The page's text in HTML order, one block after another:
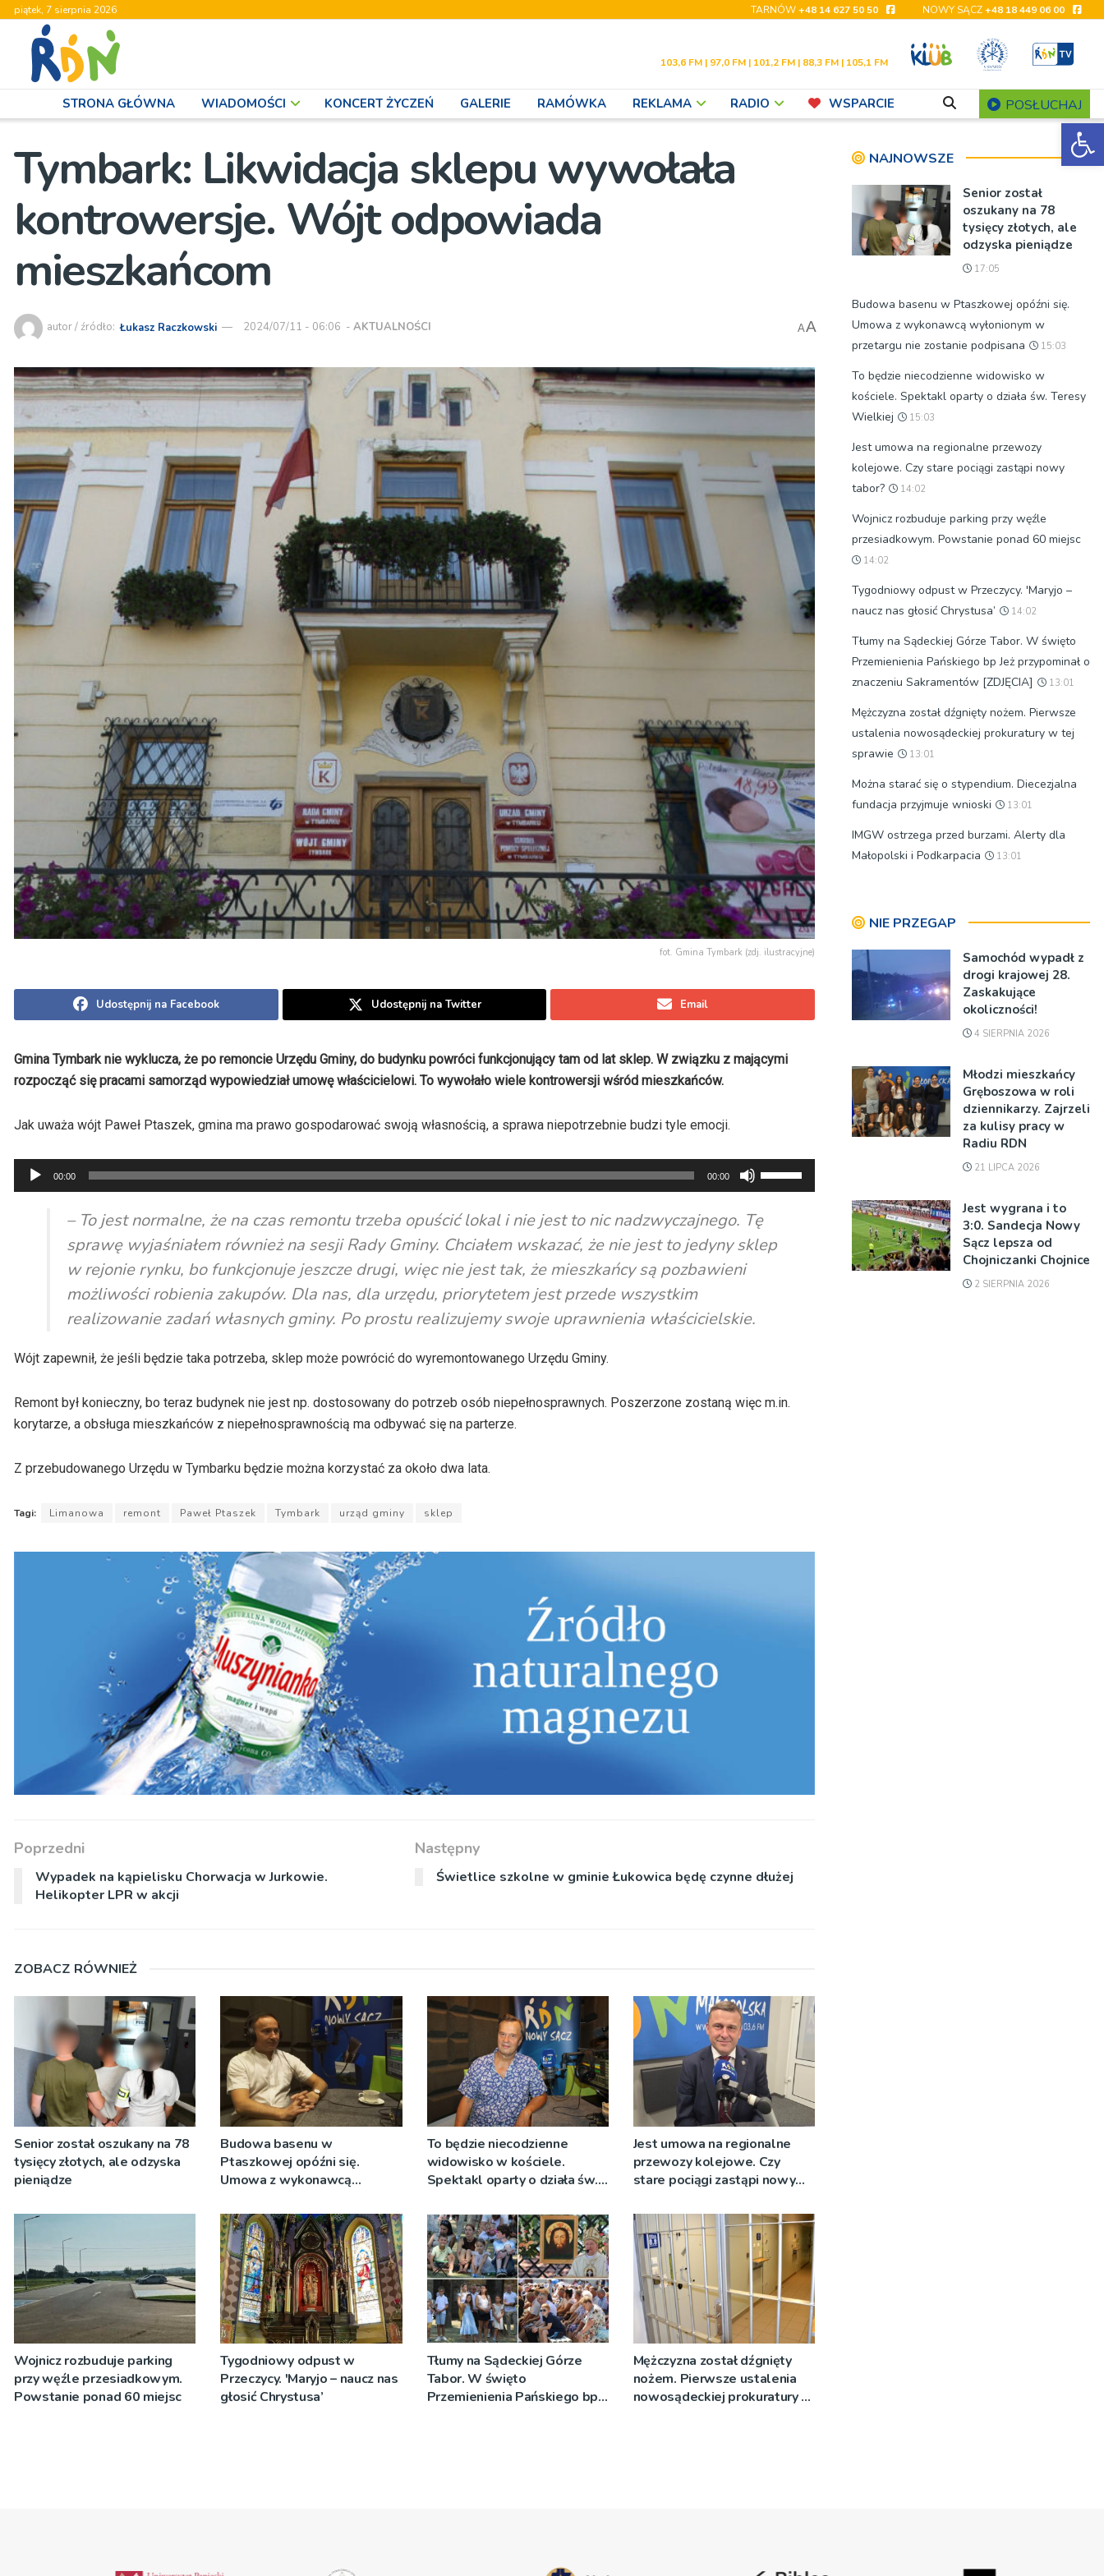
piątek, 7 sierpnia 2026 TARNÓW+48 14 627 50 50 NOWY SĄCZ+48 18 449 06 00
103,6 FM | 97,0 FM | 101,2 FM | 88,3 FM | 105,1 FM
STRONA GŁÓWNA WIADOMOŚCI KONCERT ŻYCZEŃ GALERIE RAMÓWKA REKLAMA RADIO WSPARCIE POSŁUCHAJ
Tymbark: Likwidacja sklepu wywołała
kontrowersje. Wójt odpowiada
mieszkańcom
autor / źródło: Łukasz Raczkowski 2024/07/11 - 06:06 - AKTUALNOŚCI AA
fot. Gmina Tymbark (zdj. ilustracyjne)
Udostępnij na Facebook Udostępnij na Twitter Email
Gmina Tymbark nie wyklucza, że po remoncie Urzędu Gminy, do budynku powróci funkcjonujący tam od lat sklep. W związku z mającymi
rozpocząć się pracami samorząd wypowiedział umowę właścicielowi. To wywołało wiele kontrowersji wśród mieszkańców.
Jak uważa wójt Paweł Ptaszek, gmina ma prawo gospodarować swoją własnością, a sprawa niepotrzebnie budzi tyle emocji.
Odtwarzacz
plików
dźwiękowych
00:00 00:00
strzałek
góry
oraz
głośność.
– To jest normalne, że na czas remontu trzeba opuścić lokal i nie jest to nic nadzwyczajnego. Tę
sprawę wyjaśniałem również na sesji Rady Gminy. Chciałem wskazać, że nie jest to jedyny sklep
w rejonie rynku, bo funkcjonuje jeszcze drugi, więc nie jest tak, że mieszkańcy są pozbawieni
możliwości robienia zakupów. Dla nas, dla urzędu, priorytetem jest przede wszystkim
realizowanie zadań własnych gminy. Po prostu realizujemy swoje uprawnienia właścicielskie.
Wójt zapewnił, że jeśli będzie taka potrzeba, sklep może powrócić do wyremontowanego Urzędu Gminy.
Remont był konieczny, bo teraz budynek nie jest np. dostosowany do potrzeb osób niepełnosprawnych. Poszerzone zostaną więc m.in.
korytarze, a obsługa mieszkańców z niepełnosprawnością ma odbywać się na parterze.
Z przebudowanego Urzędu w Tymbarku będzie można korzystać za około dwa lata.
Tagi: Limanowa remont Paweł Ptaszek Tymbark urząd gminy sklep
Poprzedni
Wypadek na kąpielisku Chorwacja w Jurkowie.
Helikopter LPR w akcji
Następny
Świetlice szkolne w gminie Łukowica będę czynne dłużej
ZOBACZ RÓWNIEŻ
Senior został oszukany na 78
tysięcy złotych, ale odzyska
pieniądze
Budowa basenu w
Ptaszkowej opóźni się.
Umowa z wykonawcą
zostanie podpisana
To będzie niecodzienne
widowisko w kościele.
Spektakl oparty o działa św.
Jest umowa na regionalne
przewozy kolejowe. Czy
stare pociągi zastąpi nowy
Wojnicz rozbuduje parking
przy węźle przesiadkowym.
Powstanie ponad 60 miejsc
Tygodniowy odpust w
Przeczycy. 'Maryjo – naucz nas
głosić Chrystusa’
Tłumy na Sądeckiej Górze
Tabor. W święto
Przemienienia Pańskiego bp
Mężczyzna został dźgnięty
nożem. Pierwsze ustalenia
nowosądeckiej prokuratury w
NAJNOWSZE
Senior został
oszukany na 78
tysięcy złotych, ale
odzyska pieniądze
17:05
Budowa basenu w Ptaszkowej opóźni się.
Umowa z wykonawcą wyłonionym w
przetargu nie zostanie podpisana
15:03
To będzie niecodzienne widowisko w
kościele. Spektakl oparty o działa św. Teresy
Wielkiej
15:03
Jest umowa na regionalne przewozy
kolejowe. Czy stare pociągi zastąpi nowy
tabor?
14:02
Wojnicz rozbuduje parking przy węźle
przesiadkowym. Powstanie ponad 60 miejsc
14:02
Tygodniowy odpust w Przeczycy. 'Maryjo –
naucz nas głosić Chrystusa’
14:02
Tłumy na Sądeckiej Górze Tabor. W święto
Przemienienia Pańskiego bp Jeż przypominał o
znaczeniu Sakramentów [ZDJĘCIA]
13:01
Mężczyzna został dźgnięty nożem. Pierwsze
ustalenia nowosądeckiej prokuratury w tej
sprawie
13:01
Można starać się o stypendium. Diecezjalna
fundacja przyjmuje wnioski
13:01
IMGW ostrzega przed burzami. Alerty dla
Małopolski i Podkarpacia
13:01
NIE PRZEGAP
Samochód wypadł z
drogi krajowej 28.
Zaskakujące
okoliczności!
4 SIERPNIA 2026
Młodzi mieszkańcy
Gręboszowa w roli
dziennikarzy. Zajrzeli
za kulisy pracy w
Radiu RDN
21 LIPCA 2026
Jest wygrana i to
3:0. Sandecja Nowy
Sącz lepsza od
Chojniczanki Chojnice
2 SIERPNIA 2026